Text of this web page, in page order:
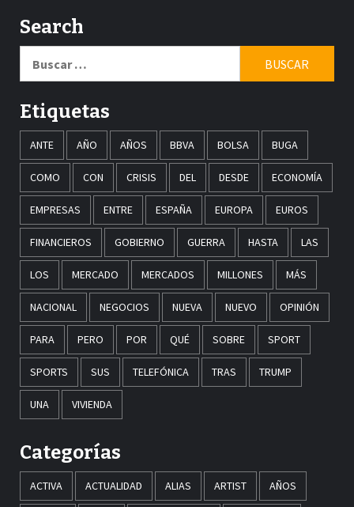
Search
Etiquetas
ANTE AÑO AÑOS BBVA BOLSA BUGA
COMO CON CRISIS DEL DESDE ECONOMÍA
EMPRESAS ENTRE ESPAÑA EUROPA EUROS
FINANCIEROS GOBIERNO GUERRA HASTA LAS
LOS MERCADO MERCADOS MILLONES MÁS
NACIONAL NEGOCIOS NUEVA NUEVO OPINIÓN
PARA PERO POR QUÉ SOBRE SPORT
SPORTS SUS TELEFÓNICA TRAS TRUMP
UNA VIVIENDA
Categorías
ACTIVA ACTUALIDAD ALIAS ARTIST AÑOS